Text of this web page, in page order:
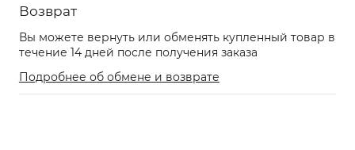
Возврат
Вы можете вернуть или обменять купленный товар в
течение 14 дней после получения заказа
Подробнее об обмене и возврате